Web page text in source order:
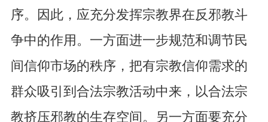
序。因此，应充分发挥宗教界在反邪教斗
争中的作用。一方面进一步规范和调节民
间信仰市场的秩序，把有宗教信仰需求的
群众吸引到合法宗教活动中来，以合法宗
教挤压邪教的生存空间。另一方面要充分